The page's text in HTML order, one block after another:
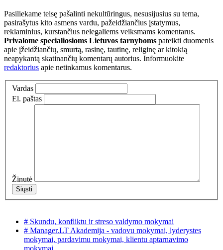
Pasiliekame teisę pašalinti nekultūringus, nesusijusius su tema,
pasirašytus kito asmens vardu, pažeidžiančius įstatymus,
reklaminius, kurstančius nelegaliems veiksmams komentarus.
Privalome specialiosioms Lietuvos tarnyboms pateikti duomenis
apie įžeidžiančių, smurtą, rasinę, tautinę, religinę ar kitokią
neapykantą skatinančių komentarų autorius. Informuokite
redaktorius apie netinkamus komentarus.
Vardas
El. paštas
Žinutė
# Skundu, konfliktu ir streso valdymo mokymai
# Manager.LT Akademija - vadovu mokymai, lyderystes
mokymai, pardavimu mokymai, klientu aptarnavimo